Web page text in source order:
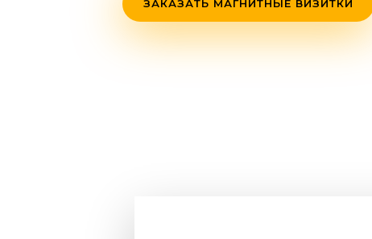
ЗАКАЗАТЬ МАГНИТНЫЕ ВИЗИТКИ